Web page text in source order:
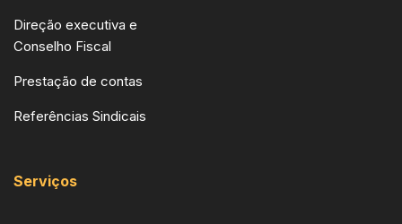
Direção executiva e
Conselho Fiscal
Prestação de contas
Referências Sindicais
Serviços